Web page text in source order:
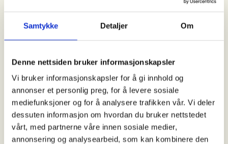
Samtykke Detaljer Om
Denne nettsiden bruker informasjonskapsler
Vi bruker informasjonskapsler for å gi innhold og
annonser et personlig preg, for å levere sosiale
mediefunksjoner og for å analysere trafikken vår. Vi deler
dessuten informasjon om hvordan du bruker nettstedet
vårt, med partnerne våre innen sosiale medier,
annonsering og analysearbeid, som kan kombinere den
10:38 - 10:38
Oppdag nye steder i Sandnes og omegn med kart og
Kubbetjørn, Dalsnuten og to kart på Veraland. Post
08.
August